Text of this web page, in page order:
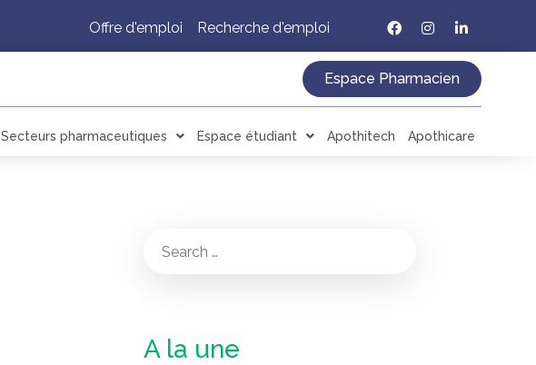
Offre d'emploi Recherche d'emploi
Espace Pharmacien
Secteurs pharmaceutiques Espace étudiant Apothitech Apothicare
A la une